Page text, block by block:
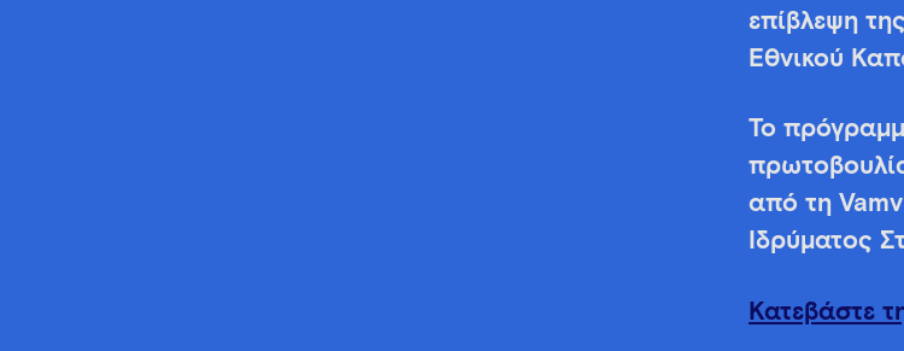
επίβλεψη
Εθνικού
Το
από τη
Ιδρύματος
Κατεβάστε